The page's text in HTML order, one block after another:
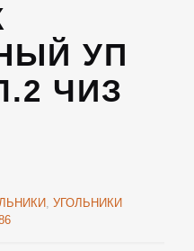
УП
ЧИЗ
, УГОЛЬНИКИ